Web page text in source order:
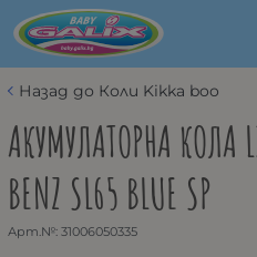
Назад до Коли Kikka boo
АКУМУЛАТОРНА КОЛА
BENZ SL65 BLUE SP
Арт.№: 31006050335